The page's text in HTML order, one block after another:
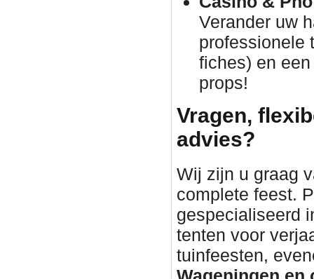
Verander uw
professionele
fiches) en
props!
Vragen,
advies?
Wij zijn u graag
complete feest.
gespecialiseerd
tenten voor
tuinfeesten,